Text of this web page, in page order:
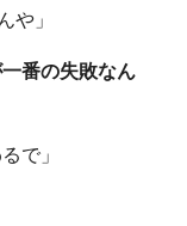
や」
番の失敗なん
で」